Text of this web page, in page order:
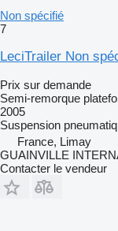
Non spécifié
7
LeciTrailer Non
Prix sur demande
Semi-remorque
2005
Suspension
France, Limay
GUAINVILLE
Contacter le vendeur